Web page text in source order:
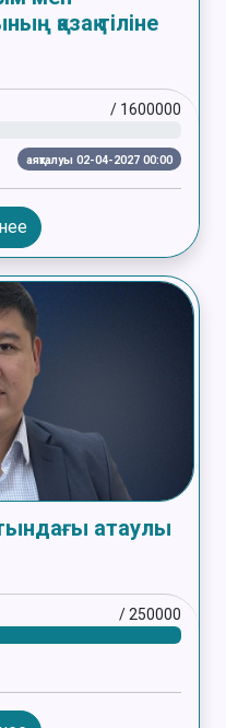
қазақ тіліне
/ 1600000
аяқталуы 02-04-2027 00:00
атаулы
/250000